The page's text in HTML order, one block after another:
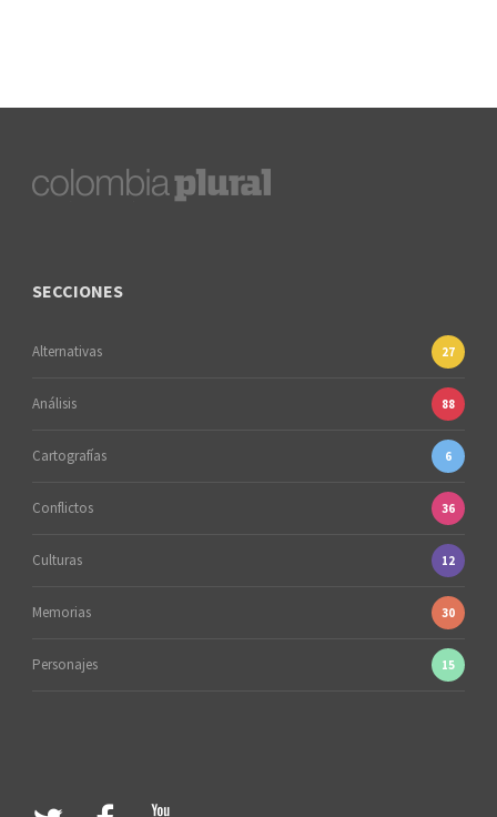
SECCIONES
Alternativas 27
Análisis 88
Cartografías 6
Conflictos 36
Culturas 12
Memorias 30
Personajes 15